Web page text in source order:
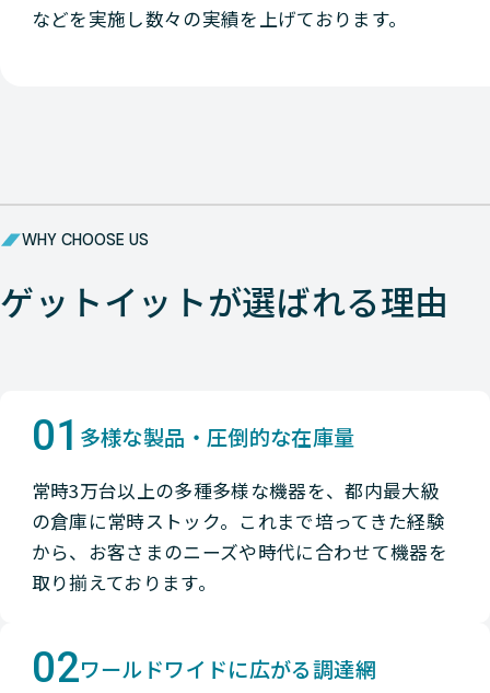
などを実施し数々の実績を上げております。
WHY CHOOSE US
ゲットイットが選ばれる理由
01 多様な製品・圧倒的な在庫量
常時3万台以上の多種多様な機器を、都内最大級
の倉庫に常時ストック。これまで培ってきた経験
から、お客さまのニーズや時代に合わせて機器を
取り揃えております。
02ワールドワイドに広がる調達網